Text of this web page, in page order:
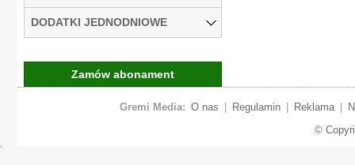
DODATKI JEDNODNIOWE
Zamów abonament
Gremi Media: O nas Regulamin Reklama
©